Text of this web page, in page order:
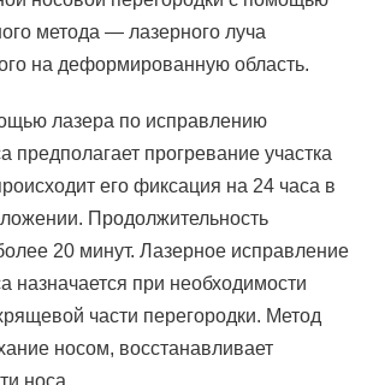
метода — лазерного луча
на деформированную область.
лазера по исправлению
предполагает прогревание участка
его фиксация на 24 часа в
Продолжительность
20 минут. Лазерное исправление
назначается при необходимости
части перегородки. Метод
носом, восстанавливает
носа.